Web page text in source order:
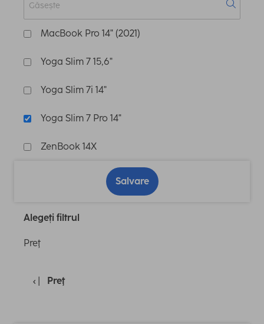
MacBook Pro 14" (2021)
Yoga Slim 7 15,6"
Yoga Slim 7i 14"
Yoga Slim 7 Pro 14"
ZenBook 14X
Salvare
Alegeți filtrul
Preţ
Preţ